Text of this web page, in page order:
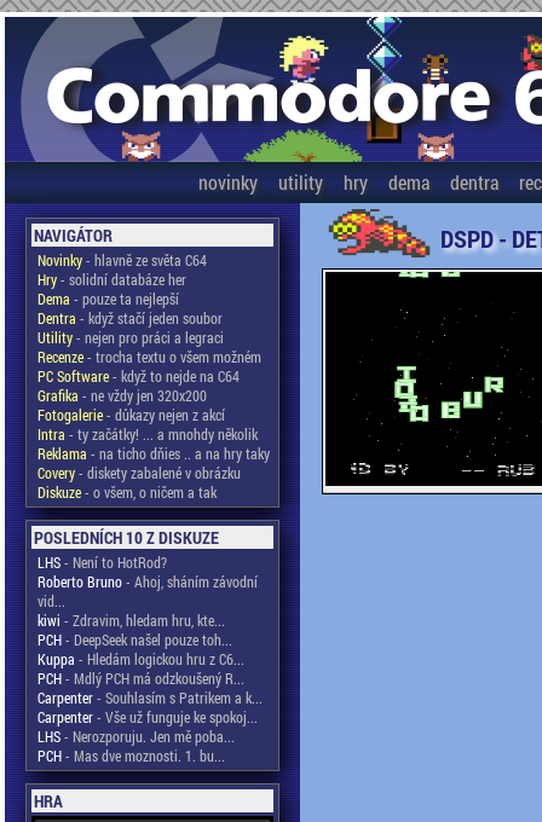
novinky utility hry dema dentra
NAVIGÁTOR
Novinky- hlavně ze světa C64
Hry- solidní databáze her
Dema - pouze ta nejlepší
Dentra - když stačí jeden soubor
Utility- nejen pro práci a legraci
Recenze- trocha textu o všem možném
PC Software- když to nejde na C64
Grafika - ne vždy jen 320x200
Fotogalerie- důkazy nejen z akcí
Intra - ty začátky! ... a mnohdy několik
Reklama - na ticho dňies .. a na hry taky
Covery- diskety zabalené v obrázku
Diskuze- o všem, o ničem a tak
POSLEDNÍCH 10 Z DISKUZE
LHS- Není to HotRod?
Roberto Bruno- Ahoj, sháním závodní
vid...
kiwi - Zdravim, hledam hru, kte...
PCH- DeepSeek našel pouze toh...
Kuppa - Hledám logickou hru z C6...
PCH- Mdlý PCH má odzkoušený R...
Carpenter- Souhlasím s Patrikem a k...
Carpenter- Vše už funguje ke spokoj...
LHS- Nerozporuju. Jen mě poba...
PCH- Mas dve moznosti. 1. bu...
HRA
DSPD -